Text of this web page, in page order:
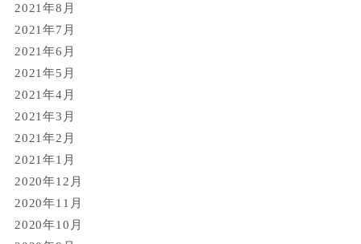
2021年8月
2021年7月
2021年6月
2021年5月
2021年4月
2021年3月
2021年2月
2021年1月
2020年12月
2020年11月
2020年10月